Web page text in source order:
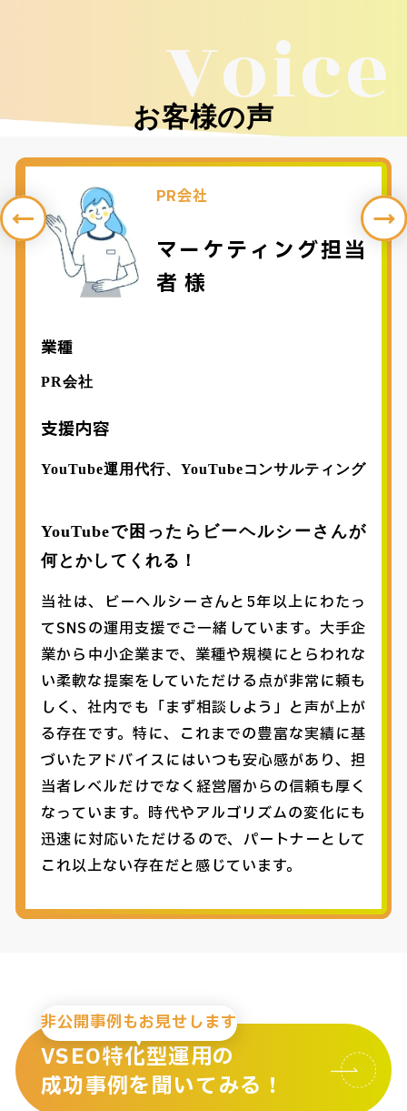
Voice
お客様の声
PR会社
マーケティング担当
者 様
業種
PR会社
支援内容
YouTube運用代行、YouTubeコンサルティング
YouTubeで困ったらビーヘルシーさんが
何とかしてくれる！
当社は、ビーヘルシーさんと5年以上にわたっ
てSNSの運用支援でご一緒しています。大手企
業から中小企業まで、業種や規模にとらわれな
い柔軟な提案をしていただける点が非常に頼も
しく、社内でも「まず相談しよう」と声が上が
る存在です。特に、これまでの豊富な実績に基
づいたアドバイスにはいつも安心感があり、担
当者レベルだけでなく経営層からの信頼も厚く
なっています。時代やアルゴリズムの変化にも
迅速に対応いただけるので、パートナーとして
これ以上ない存在だと感じています。
非公開事例もお見せします
VSEO特化型運用の
成功事例を聞いてみる！